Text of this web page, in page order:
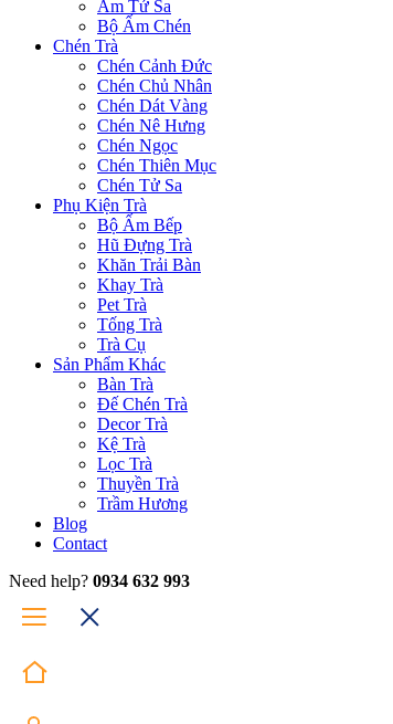
Ấm Tử Sa
Bộ Ấm Chén
Chén Trà
Chén Cảnh Đức
Chén Chủ Nhân
Chén Dát Vàng
Chén Nê Hưng
Chén Ngọc
Chén Thiên Mục
Chén Tử Sa
Phụ Kiện Trà
Bộ Ấm Bếp
Hũ Đựng Trà
Khăn Trải Bàn
Khay Trà
Pet Trà
Tống Trà
Trà Cụ
Sản Phẩm Khác
Bàn Trà
Đế Chén Trà
Decor Trà
Kệ Trà
Lọc Trà
Thuyền Trà
Trầm Hương
Blog
Contact
Need help? 0934 632 993